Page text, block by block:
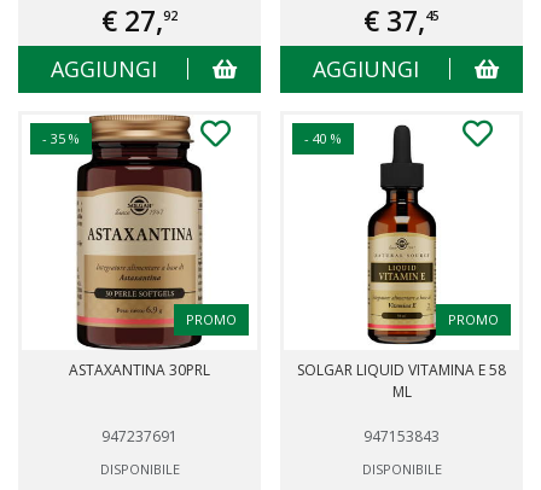
€ 27,92
AGGIUNGI
€ 37,45
AGGIUNGI
- 35 %
PROMO
ASTAXANTINA 30PRL
947237691
DISPONIBILE
- 40 %
PROMO
SOLGAR LIQUID VITAMINA E 58
ML
947153843
DISPONIBILE